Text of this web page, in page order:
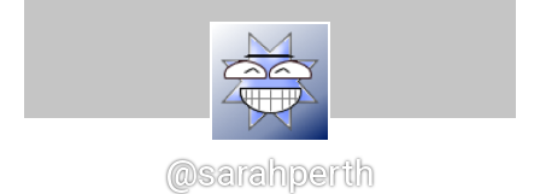
@sarahperth